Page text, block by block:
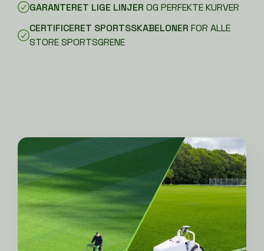
GARANTERET LIGE LINJER OG PERFEKTE KURVER
CERTIFICERET SPORTSSKABELONER FOR ALLE
STORE SPORTSGRENE